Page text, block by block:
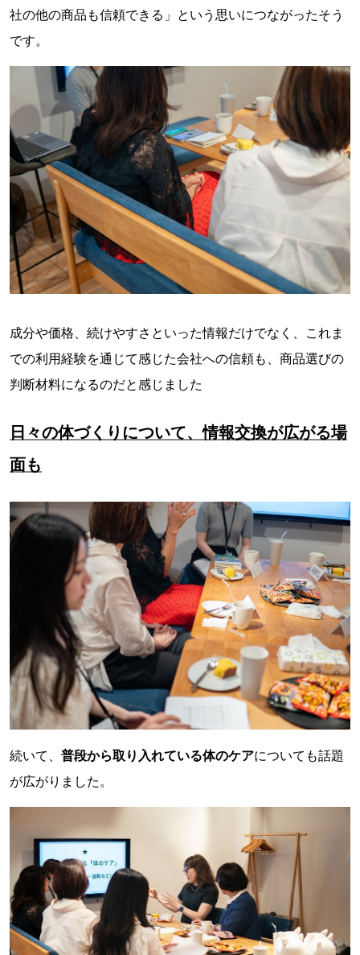
社の他の商品も信頼できる」という思いにつながったそう
です。
成分や価格、続けやすさといった情報だけでなく、これま
での利用経験を通じて感じた会社への信頼も、商品選びの
判断材料になるのだと感じました
日々の体づくりについて、情報交換が広がる場
面も
続いて、 普段から取り入れている体のケアについても話題
が広がりました。